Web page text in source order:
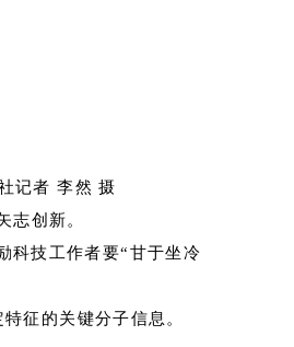
记者 李然 摄
志创新。
科技工作者要“甘于坐冷
征的关键分子信息。